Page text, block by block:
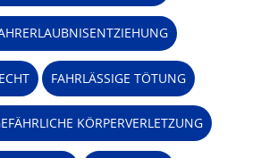
FAHRLÄSSIGE TÖTUNG
KÖRPERVERLETZUNG